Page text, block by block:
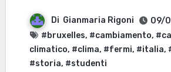
Di Gianmaria Rigoni
09/
#bruxelles, #cambiamento,
climatico, #clima, #fermi, #italia,
#storia, #studenti